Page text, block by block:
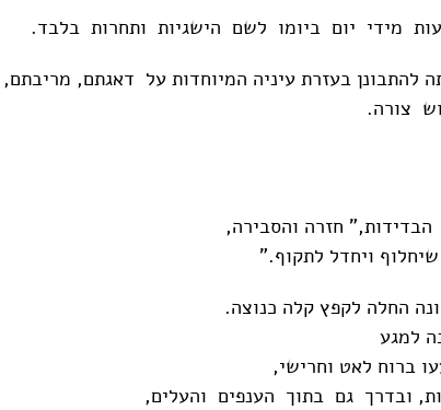
מידי יום ביומו לשם הישגיות ותחרות בלבד.
להתבונן בעזרת עיניה המיוחדות על דאגתם, מריבתם,
צורה.
חזרה והסבירה,
ויחדל לתקוף."
החלה לקפץ קלה כנוצה.
למגע
ברוח לאט וחרישי,
ובדרך גם בתוך הענפים והעלים,